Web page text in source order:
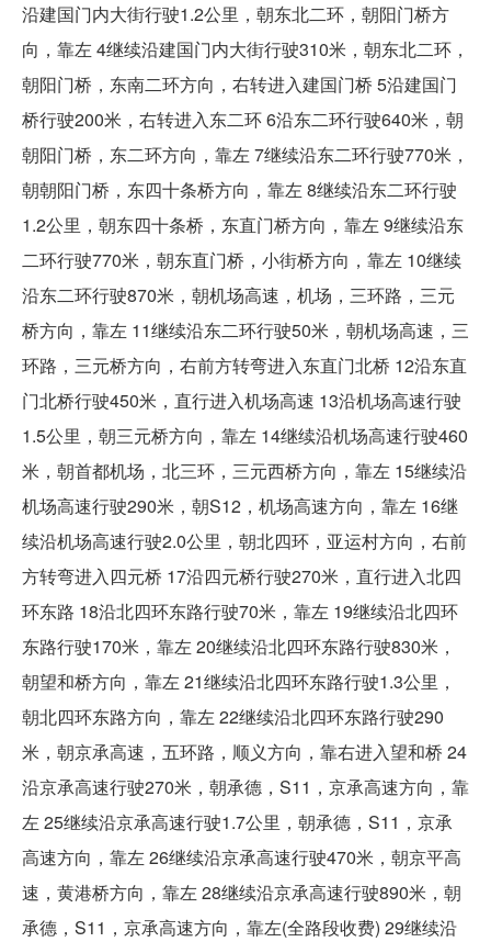
沿建国门内大街行驶1.2公里，朝东北二环，朝阳门桥方
向，靠左 4继续沿建国门内大街行驶310米，朝东北二环，
朝阳门桥，东南二环方向，右转进入建国门桥 5沿建国门
桥行驶200米，右转进入东二环 6沿东二环行驶640米，朝
朝阳门桥，东二环方向，靠左 7继续沿东二环行驶770米，
朝朝阳门桥，东四十条桥方向，靠左 8继续沿东二环行驶
1.2公里，朝东四十条桥，东直门桥方向，靠左 9继续沿东
二环行驶770米，朝东直门桥，小街桥方向，靠左 10继续
沿东二环行驶870米，朝机场高速，机场，三环路，三元
桥方向，靠左 11继续沿东二环行驶50米，朝机场高速，三
环路，三元桥方向，右前方转弯进入东直门北桥 12沿东直
门北桥行驶450米，直行进入机场高速 13沿机场高速行驶
1.5公里，朝三元桥方向，靠左 14继续沿机场高速行驶460
米，朝首都机场，北三环，三元西桥方向，靠左 15继续沿
机场高速行驶290米，朝S12，机场高速方向，靠左 16继
续沿机场高速行驶2.0公里，朝北四环，亚运村方向，右前
方转弯进入四元桥 17沿四元桥行驶270米，直行进入北四
环东路 18沿北四环东路行驶70米，靠左 19继续沿北四环
东路行驶170米，靠左 20继续沿北四环东路行驶830米，
朝望和桥方向，靠左 21继续沿北四环东路行驶1.3公里，
朝北四环东路方向，靠左 22继续沿北四环东路行驶290
米，朝京承高速，五环路，顺义方向，靠右进入望和桥 24
沿京承高速行驶270米，朝承德，S11，京承高速方向，靠
左 25继续沿京承高速行驶1.7公里，朝承德，S11，京承
高速方向，靠左 26继续沿京承高速行驶470米，朝京平高
速，黄港桥方向，靠左 28继续沿京承高速行驶890米，朝
承德，S11，京承高速方向，靠左(全路段收费) 29继续沿